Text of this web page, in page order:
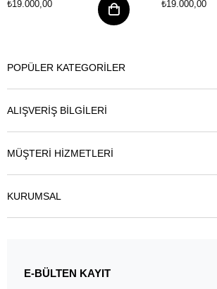
₺19.000,00 ₺19.000,00
POPÜLER KATEGORİLER
ALIŞVERİŞ BİLGİLERİ
MÜŞTERİ HİZMETLERİ
KURUMSAL
E-BÜLTEN KAYIT